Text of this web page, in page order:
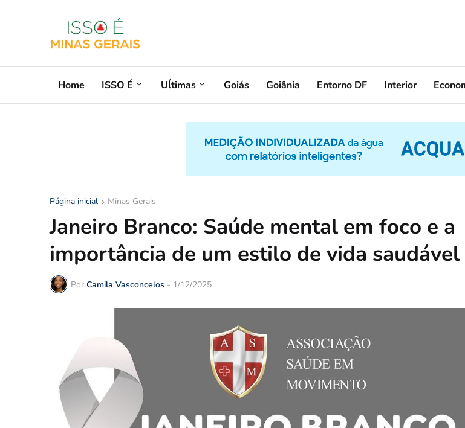
Home ISSO É Uĺtimas Goiás Goiânia Entorno DF Interior
Página inicial Minas Gerais
Janeiro Branco: Saúde mental em foco e a
importância de um estilo de vida saudável
Por Camila Vasconcelos - 1/12/2025